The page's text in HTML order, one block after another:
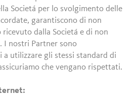
Societá per lo svolgimento delle
garantiscono di non
dalla Societá e di non
I nostri Partner sono
utilizzare gli stessi standard di
che vengano rispettati.